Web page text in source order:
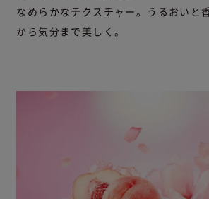
なめらかなテクスチャー。うるおいと
から気分まで美しく。